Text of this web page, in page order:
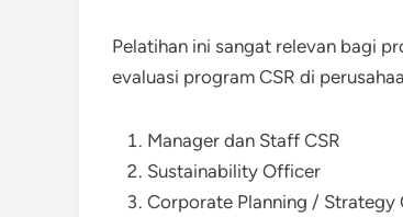
Pelatihan ini sangat relevan bagi
evaluasi program CSR di
Manager dan Staff CSR
Sustainability Officer
Corporate Planning / Strategy